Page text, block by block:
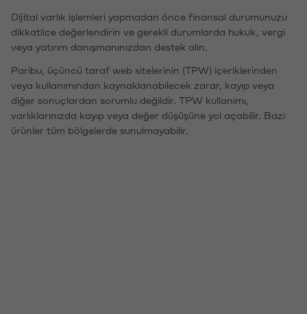
Dijital varlık işlemleri yapmadan önce finansal durumunuzu
dikkatlice değerlendirin ve gerekli durumlarda hukuk, vergi
veya yatırım danışmanınızdan destek alın.
Paribu, üçüncü taraf web sitelerinin (TPW) içeriklerinden
veya kullanımından kaynaklanabilecek zarar, kayıp veya
diğer sonuçlardan sorumlu değildir. TPW kullanımı,
varlıklarınızda kayıp veya değer düşüşüne yol açabilir. Bazı
ürünler tüm bölgelerde sunulmayabilir.